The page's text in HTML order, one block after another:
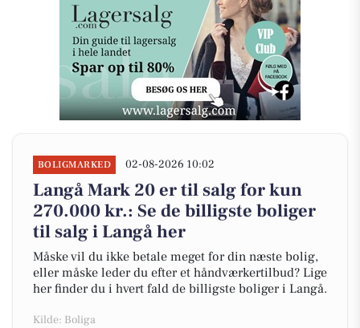
BOLIGMARKED 02-08-2026 10:02
Langå Mark 20 er til salg for kun
270.000 kr.: Se de billigste boliger
til salg i Langå her
Måske vil du ikke betale meget for din næste bolig,
eller måske leder du efter et håndværkertilbud? Lige
her finder du i hvert fald de billigste boliger i Langå.
Kilde: Boliga